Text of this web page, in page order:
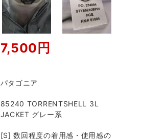
7,500円
パタゴニア
85240 TORRENTSHELL 3L
JACKET グレー系
[S] 数回程度の着用感・使用感の